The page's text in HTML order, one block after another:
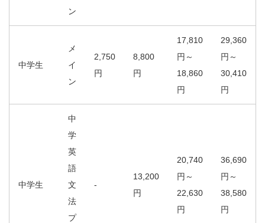
ン
中学生
メ
イ
ン
2,750
円
8,800
円
17,810
円～
18,860
円
29,360
円～
30,410
円
中学生
中
学
英
語
文
法
プ
-
13,200
円
20,740
円～
22,630
円
36,690
円～
38,580
円